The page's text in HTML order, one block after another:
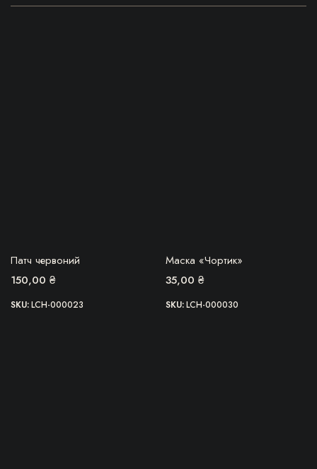
БЕРУ!
Патч червоний
150,00 ₴
SKU:LCH-000023
БЕРУ!
Маска «Чортик»
35,00 ₴
SKU:LCH-000030